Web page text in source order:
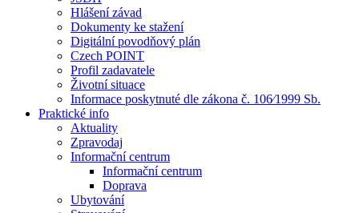
Hlášení závad
Dokumenty ke stažení
Digitální povodňový plán
Czech POINT
Profil zadavatele
Životní situace
Informace poskytnuté dle zákona č. 106⁄1999 Sb.
Praktické info
Aktuality
Zpravodaj
Informační centrum
Informační centrum
Doprava
Ubytování